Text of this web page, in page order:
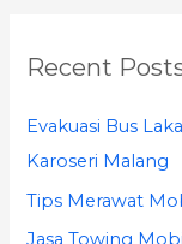
c
r
Recent
Evakuasi Bus
Karoseri Malang
Tips Merawat